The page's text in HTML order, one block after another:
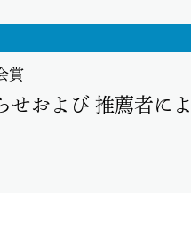
賞
せおよび 推薦者に